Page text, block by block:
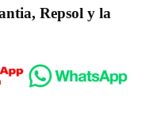
Repsol y la